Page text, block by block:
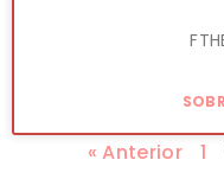
« Anterior 1